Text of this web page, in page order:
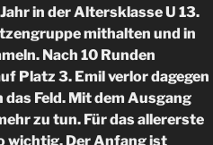
in der Altersklasse U 13.
mithalten und in
Nach 10 Runden
Platz 3. Emil verlor dagegen
Feld. Mit dem Ausgang
zu tun. Für das allererste
wichtig. Der Anfang ist